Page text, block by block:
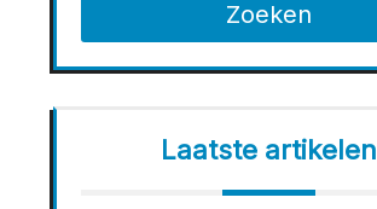
Zoeken
Laatste artikelen